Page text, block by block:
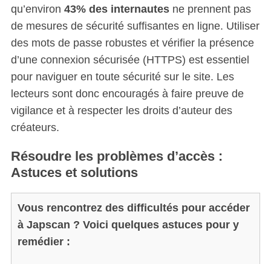
qu’environ 43% des internautesne prennent pas
de mesures de sécurité suffisantes en ligne. Utiliser
des mots de passe robustes et vérifier la présence
d’une connexion sécurisée (HTTPS) est essentiel
pour naviguer en toute sécurité sur le site. Les
lecteurs sont donc encouragés à faire preuve de
vigilance et à respecter les droits d’auteur des
créateurs.
Résoudre les problèmes d’accès :
Astuces et solutions
Vous rencontrez des difficultés pour accéder
à Japscan ? Voici quelques astuces pour y
remédier :